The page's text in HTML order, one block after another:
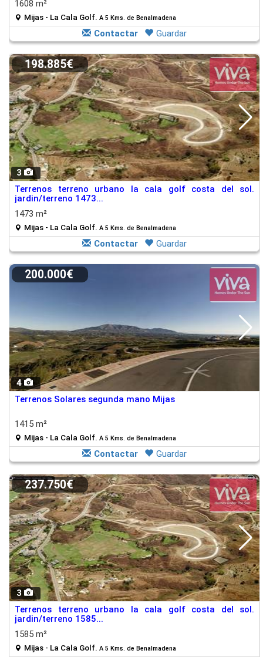
1608 m²
Mijas - La Cala Golf. A 5 Kms. de Benalmadena
Contactar Guardar
3
198.885€
Terrenos terreno urbano la cala golf costa del sol.
jardin/terreno 1473...
1473 m²
Mijas - La Cala Golf. A 5 Kms. de Benalmadena
Contactar Guardar
4
200.000€
Terrenos Solares segunda mano Mijas
1415 m²
Mijas - La Cala Golf. A 5 Kms. de Benalmadena
Contactar Guardar
3
237.750€
Terrenos terreno urbano la cala golf costa del sol.
jardin/terreno 1585...
1585 m²
Mijas - La Cala Golf. A 5 Kms. de Benalmadena